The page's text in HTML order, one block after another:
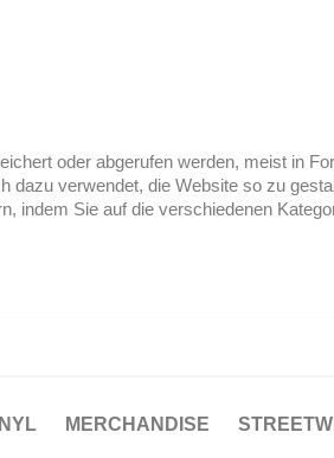
oder abgerufen werden, meist in
verwendet, die Website so zu
indem Sie auf die verschiedenen
MERCHANDISE